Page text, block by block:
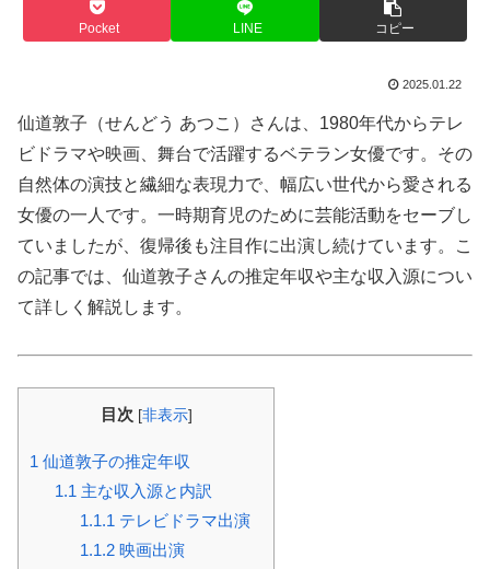
Pocket LINE コピー
2025.01.22
仙道敦子（せんどう あつこ）さんは、1980年代からテレ
ビドラマや映画、舞台で活躍するベテラン女優です。その
自然体の演技と繊細な表現力で、幅広い世代から愛される
女優の一人です。一時期育児のために芸能活動をセーブし
ていましたが、復帰後も注目作に出演し続けています。こ
の記事では、仙道敦子さんの推定年収や主な収入源につい
て詳しく解説します。
目次 [非表示]
1 仙道敦子の推定年収
1.1 主な収入源と内訳
1.1.1 テレビドラマ出演
1.1.2映画出演